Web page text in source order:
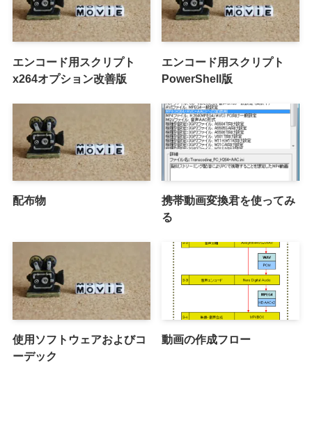
エンコード用スクリプト
x264オプション改善版
エンコード用スクリプト
PowerShell版
配布物
携帯動画変換君を使ってみ
る
使用ソフトウェアおよびコ
ーデック
動画の作成フロー